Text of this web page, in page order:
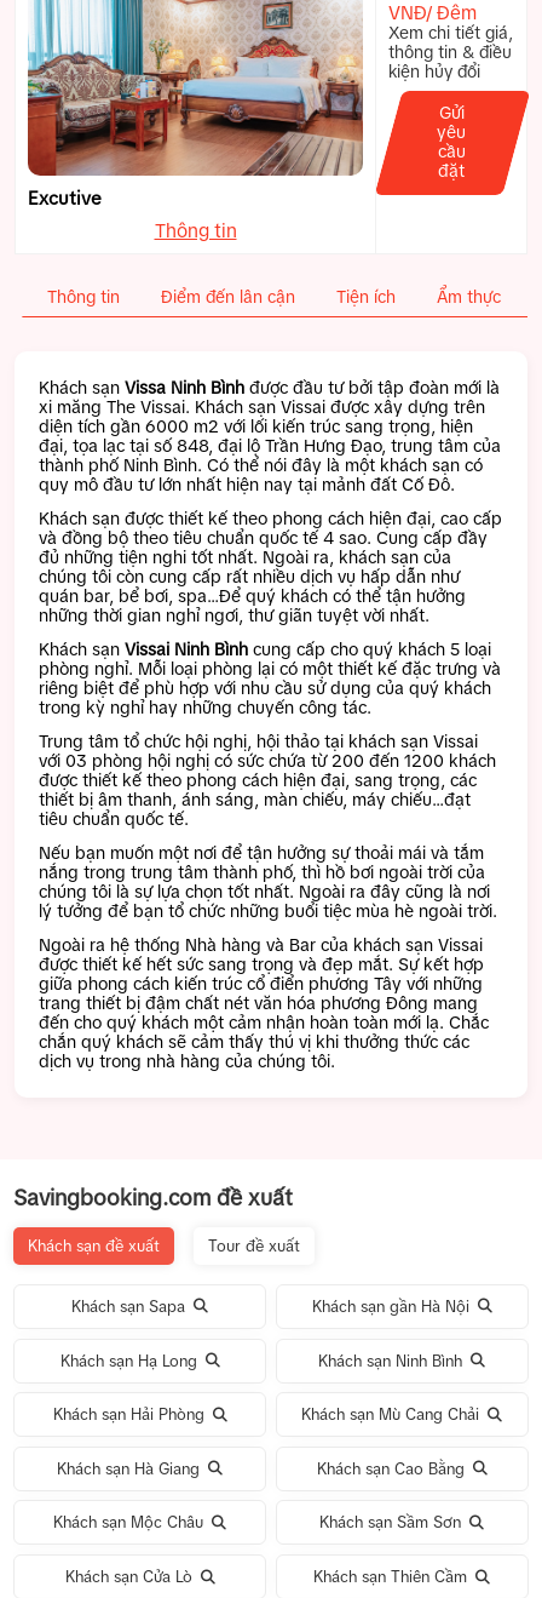
Excutive
Thông tin
VNĐ/ Đêm
Xem chi tiết giá,
thông tin & điều
kiện hủy đổi
Gửi
yêu
cầu
đặt
Thông tin Điểm đến lân cận Tiện ích Ẩm thực
Khách sạn Vissa Ninh Bình được đầu tư bởi tập đoàn mới là
xi măng The Vissai. Khách sạn Vissai được xây dựng trên
diện tích gần 6000 m2 với lối kiến trúc sang trọng, hiện
đại, tọa lạc tại số 848, đại lộ Trần Hưng Đạo, trung tâm của
thành phố Ninh Bình. Có thể nói đây là một khách sạn có
quy mô đầu tư lớn nhất hiện nay tại mảnh đất Cố Đô.
Khách sạn được thiết kế theo phong cách hiện đại, cao cấp
và đồng bộ theo tiêu chuẩn quốc tế 4 sao. Cung cấp đầy
đủ những tiện nghi tốt nhất. Ngoài ra, khách sạn của
chúng tôi còn cung cấp rất nhiều dịch vụ hấp dẫn như
quán bar, bể bơi, spa…Để quý khách có thể tận hưởng
những thời gian nghỉ ngơi, thư giãn tuyệt vời nhất.
Khách sạn Vissai Ninh Bình cung cấp cho quý khách 5 loại
phòng nghỉ. Mỗi loại phòng lại có một thiết kế đặc trưng và
riêng biệt để phù hợp với nhu cầu sử dụng của quý khách
trong kỳ nghỉ hay những chuyến công tác.
Trung tâm tổ chức hội nghị, hội thảo tại khách sạn Vissai
với 03 phòng hội nghị có sức chứa từ 200 đến 1200 khách
được thiết kế theo phong cách hiện đại, sang trọng, các
thiết bị âm thanh, ánh sáng, màn chiếu, máy chiếu…đạt
tiêu chuẩn quốc tế.
Nếu bạn muốn một nơi để tận hưởng sự thoải mái và tắm
nắng trong trung tâm thành phố, thì hồ bơi ngoài trời của
chúng tôi là sự lựa chọn tốt nhất. Ngoài ra đây cũng là nơi
lý tưởng để bạn tổ chức những buổi tiệc mùa hè ngoài trời.
Ngoài ra hệ thống Nhà hàng và Bar của khách sạn Vissai
được thiết kế hết sức sang trọng và đẹp mắt. Sự kết hợp
giữa phong cách kiến trúc cổ điển phương Tây với những
trang thiết bị đậm chất nét văn hóa phương Đông mang
đến cho quý khách một cảm nhận hoàn toàn mới lạ. Chắc
chắn quý khách sẽ cảm thấy thú vị khi thưởng thức các
dịch vụ trong nhà hàng của chúng tôi.
Savingbooking.com đề xuất
Khách sạn đề xuất Tour đề xuất
Khách sạn Sapa Khách sạn gần Hà Nội
Khách sạn Hạ Long Khách sạn Ninh Bình
Khách sạn Hải Phòng Khách sạn Mù Cang Chải
Khách sạn Hà Giang Khách sạn Cao Bằng
Khách sạn Mộc Châu Khách sạn Sầm Sơn
Khách sạn Cửa Lò Khách sạn Thiên Cầm